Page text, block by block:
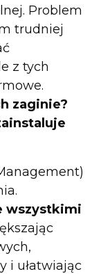
Problem
trudniej
z tych
zaginie?
wszystkimi
i ułatwiając